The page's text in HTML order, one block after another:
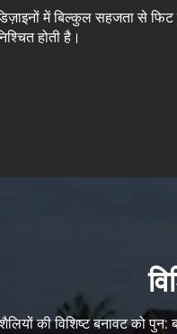
में बिल्कुल सहजता से फिट
होती है।
की विशिष्ट बनावट को